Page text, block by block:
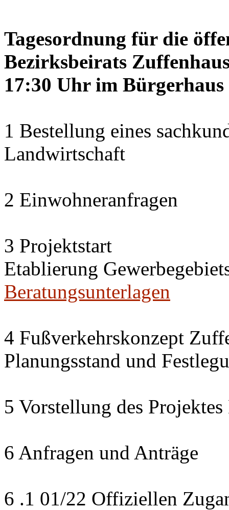
Tagesordnung für die
Bezirksbeirats
17:30 Uhr im
1 Bestellung eines
Landwirtschaft
2 Einwohneranfragen
3 Projektstart
Etablierung
Beratungsunterlagen
4 Fußverkehrskonzept
Planungsstand und
5 Vorstellung des
6 Anfragen und Anträge
6 .1 01/22 Offiziellen